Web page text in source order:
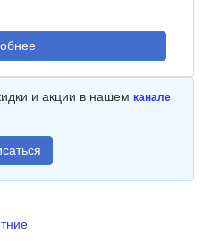
и акции в нашем канале